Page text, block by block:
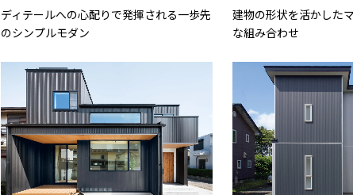
ディテールへの心配りで発揮される一歩先
のシンプルモダン
建物の形状を活かした
な組み合わせ